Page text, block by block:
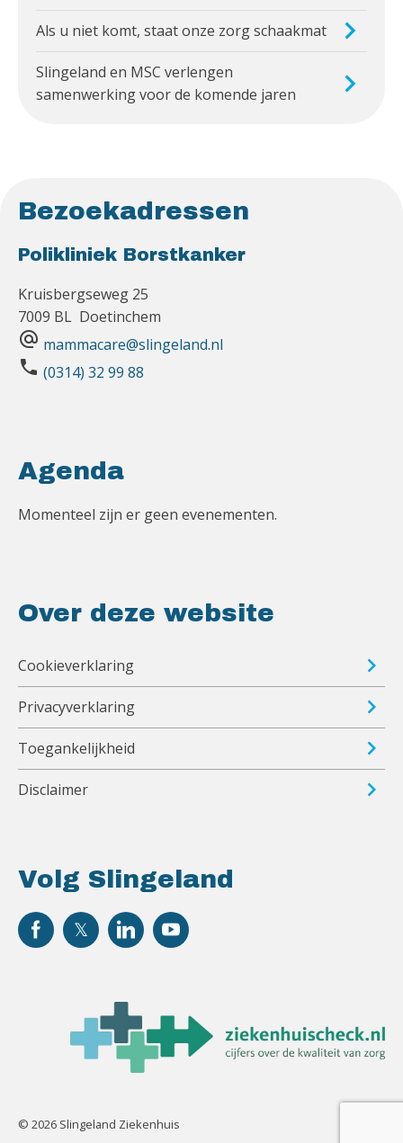
Als u niet komt, staat onze zorg schaakmat
Slingeland en MSC verlengen
samenwerking voor de komende jaren
Bezoekadressen
Polikliniek Borstkanker
Kruisbergseweg 25
7009 BL Doetinchem
alternate_email mammacare@slingeland.nl
phone (0314) 32 99 88
Volg Slingeland
Agenda
Momenteel zijn er geen evenementen.
Over deze website
Cookieverklaring
Privacyverklaring
Toegankelijkheid
Disclaimer
© 2026 Slingeland Ziekenhuis